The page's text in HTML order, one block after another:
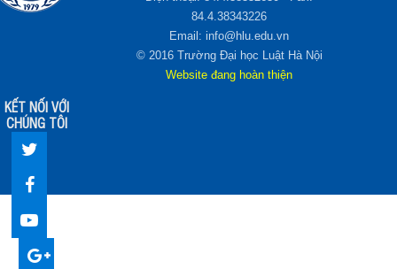
84.4.38343226
Email: info@hlu.edu.vn
© 2016 Trường Đại học Luật Hà Nội
Website đang hoàn thiện
KẾT NỐI VỚI
CHÚNG TÔI